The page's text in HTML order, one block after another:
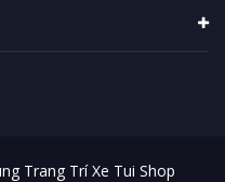
Trang Trí Xe Tui Shop